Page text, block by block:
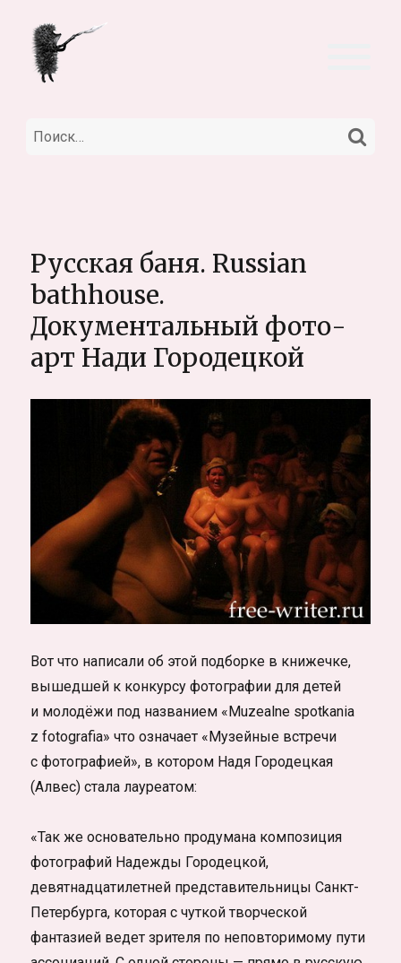
Искать:
Русская баня. Russian
bathhouse.
Документальный фото-
арт Нади Городецкой
Вот что написали об этой подборке в книжечке,
вышедшей к конкурсу фотографии для детей
и молодёжи под названием «Muzealne spotkania
z fotografia» что означает «Музейные встречи
с фотографией», в котором Надя Городецкая
(Алвес) стала лауреатом:
«Так же основательно продумана композиция
фотографий Надежды Городецкой,
девятнадцатилетней представительницы Санкт-
Петербурга, которая с чуткой творческой
фантазией ведет зрителя по неповторимому пути